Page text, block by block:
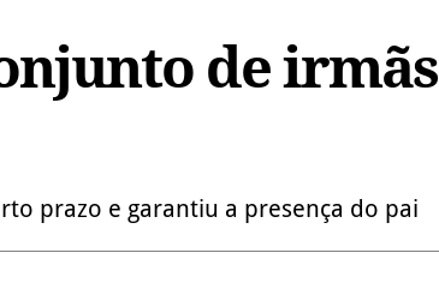
de
prazo e garantiu a presença do pai